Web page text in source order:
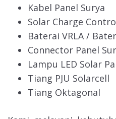
Kabel Panel Surya
Solar Charge
Baterai VRLA /
Connector Panel
Lampu LED Solar
Tiang PJU Solarcell
Tiang Oktagonal